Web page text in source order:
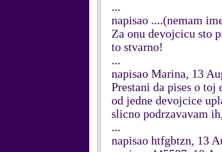
...
napisao ....(nemam
Za onu devojcicu sto
to stvarno!
...
napisao Marina, 13
Prestani da pises o
od jedne devojcice
slicno podrzavavam
...
napisao htfgbtzn, 13